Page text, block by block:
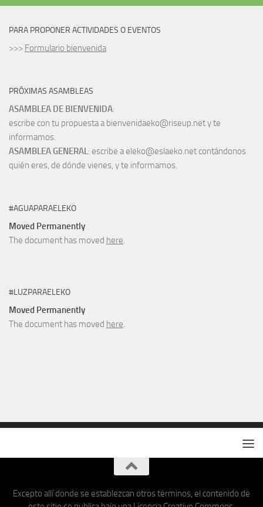
PARA PROPONER ACTIVIDADES O EVENTOS
>>> Formulario bienvenida
PRÓXIMAS ASAMBLEAS
ASAMBLEA DE BIENVENIDA:
escribe con tu propuesta a bienvenidaeko@riseup.net y te
informamos.
ASAMBLEA GENERAL: escribe a eleko@eslaeko.net contándonos
quién eres, de dónde vienes, y te informamos.
#AGUAPARAELEKO
Moved Permanently
The document has moved here.
#LUZPARAELEKO
Moved Permanently
The document has moved here.
Excepto allí donde se establezcan otros términos, el contenido de